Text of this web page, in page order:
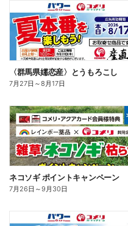
〈群馬県嬬恋産〉とうもろこし
7月27日 ～8月17日
ネコソギ ポイントキャンペーン
7月26日 ～9月30日